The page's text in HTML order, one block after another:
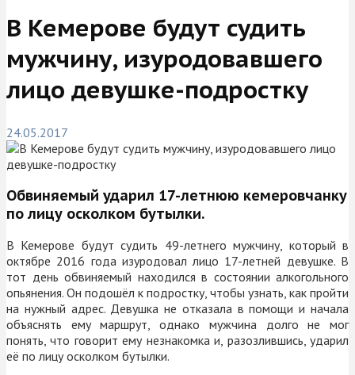
В Кемерове будут судить
мужчину, изуродовавшего
лицо девушке-подростку
24.05.2017
Обвиняемый ударил 17-летнюю кемеровчанку
по лицу осколком бутылки.
В Кемерове будут судить 49-летнего мужчину, который в
октябре 2016 года изуродовал лицо 17-летней девушке. В
тот день обвиняемый находился в состоянии алкогольного
опьянения. Он подошёл к подростку, чтобы узнать, как пройти
на нужный адрес. Девушка не отказала в помощи и начала
объяснять ему маршрут, однако мужчина долго не мог
понять, что говорит ему незнакомка и, разозлившись, ударил
её по лицу осколком бутылки.